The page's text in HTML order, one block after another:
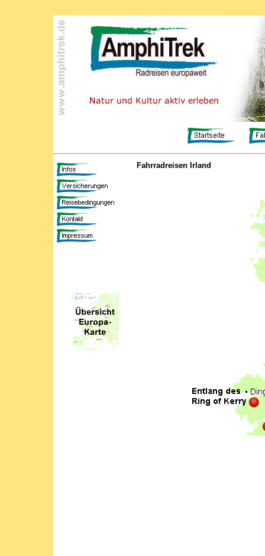
Fahrradreisen Irland